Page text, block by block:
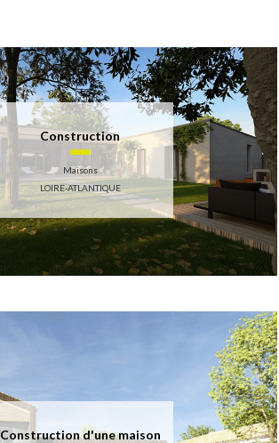
Construction
Maisons
LOIRE-ATLANTIQUE
Construction d'une maison